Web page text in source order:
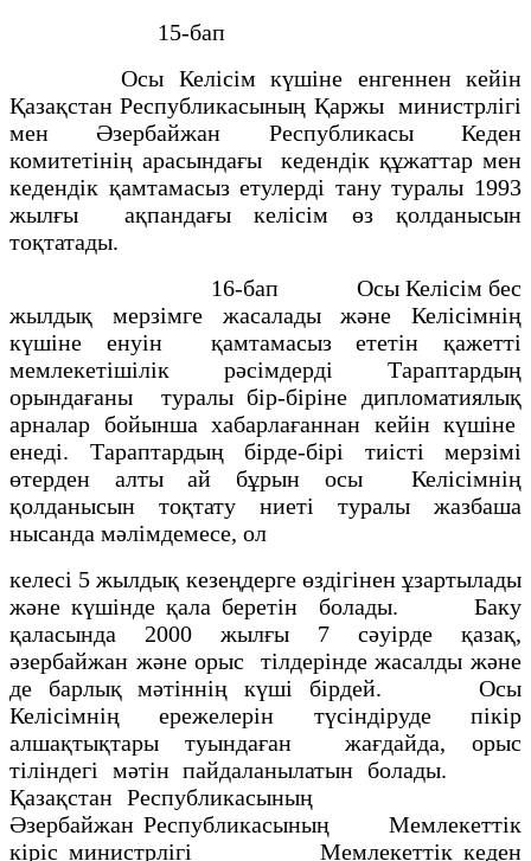
15-бап
Осы Келiсiм күшiне енгеннен кейiн
Қазақстан Республикасының Қаржы министрлiгi
мен Әзербайжан Республикасы Кеден
комитетiнiң арасындағы кедендiк құжаттар мен
кедендiк қамтамасыз етулердi тану туралы 1993
жылғы ақпандағы келiсiм өз қолданысын
тоқтатады.
16-бап Осы Келiсiм бес
жылдық мерзiмге жасалады және Келiсiмнің
күшiне енуiн қамтамасыз ететiн қажеттi
мемлекетішілік рәсiмдердi Тараптардың
орындағаны туралы бiр-бiрiне дипломатиялық
арналар бойынша хабарлағаннан кейiн күшiне
енедi. Тараптардың бiрде-бiрi тиiстi мерзiмi
өтерден алты ай бұрын осы Келiсiмнiң
қолданысын тоқтату ниетi туралы жазбаша
нысанда мәлiмдемесе, ол
келесi 5 жылдық кезеңдерге өздiгiнен ұзартылады
және күшiнде қала беретiн болады. Баку
қаласында 2000 жылғы 7 сәуірде қазақ,
әзербайжан және орыс тiлдерiнде жасалды және
де барлық мәтiннiң күші бiрдей. Осы
Келiсiмнің ережелерiн түсiндiруде пiкiр
алшақтықтары туындаған жағдайда, орыс
тiлiндегi мәтiн пайдаланылатын болады.
Қазақстан Республикасының
Әзербайжан Республикасының Мемлекеттiк
кiрiс министрлiгi Мемлекеттiк кеден